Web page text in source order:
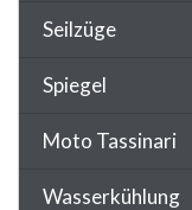
Seilzüge
Spiegel
Moto Tassinari
Wasserkühlung